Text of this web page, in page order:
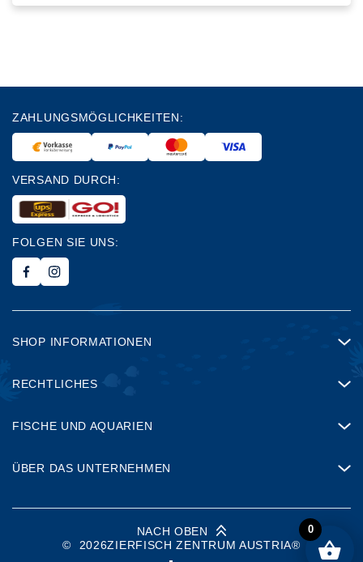
ZAHLUNGSMÖGLICHKEITEN:
VERSAND DURCH:
FOLGEN SIE UNS:
SHOP INFORMATIONEN
RECHTLICHES
FISCHE UND AQUARIEN
ÜBER DAS UNTERNEHMEN
© 2026ZIERFISCH ZENTRUM AUSTRIA®
NACH OBEN 0